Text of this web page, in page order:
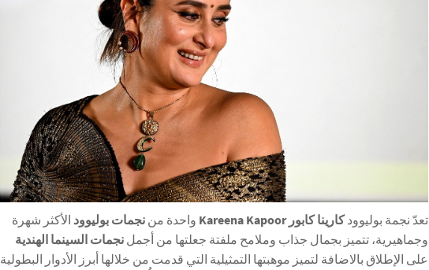
تعدّ نجمة بوليوودكارينا كابور Kareena Kapoor واحدة من نجمات بوليوود الأكثر شهرة
وجماهيرية، تتميز بجمال جذاب وملامح ملفتة جعلتها من أجمل نجمات السينما الهندية
على الإطلاق بالاضافة لتميز موهبتها التمثيلية التي قدمت من خلالها أبرز الأدوار البطولية